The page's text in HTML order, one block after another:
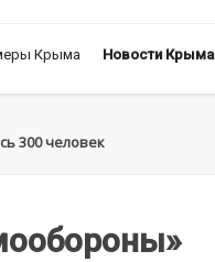
Крыма Новости Крыма
300 человек